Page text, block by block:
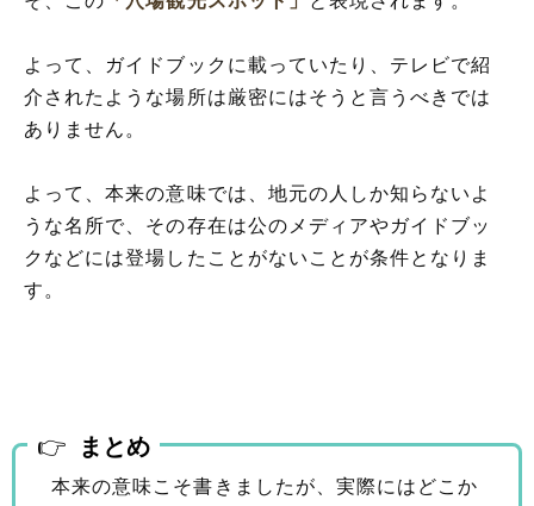
よって、ガイドブックに載っていたり、テレビで紹
介されたような場所は厳密にはそうと言うべきでは
ありません。
よって、本来の意味では、地元の人しか知らないよ
うな名所で、その存在は公のメディアやガイドブッ
クなどには登場したことがないことが条件となりま
す。
まとめ
本来の意味こそ書きましたが、実際にはどこか